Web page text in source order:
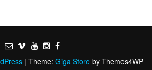
| Theme: Giga Store by Themes4WP